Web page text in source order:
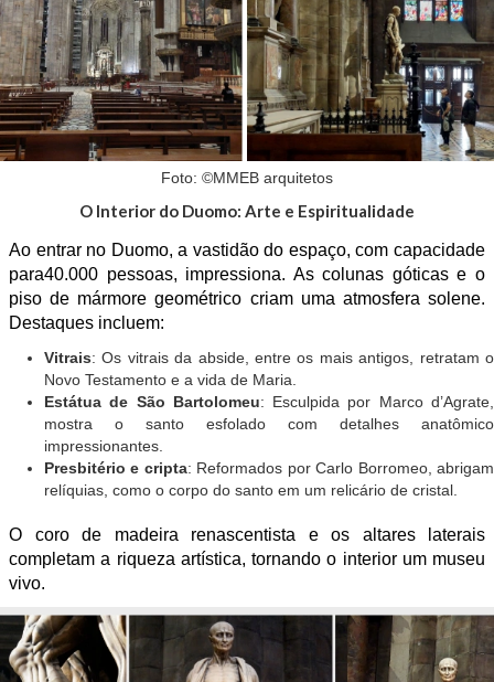
Foto: ©MMEB arquitetos
O Interior do Duomo: Arte e Espiritualidade
Ao entrar no Duomo, a vastidão do espaço, com capacidade
para40.000 pessoas, impressiona. As colunas góticas e o
piso de mármore geométrico criam uma atmosfera solene.
Destaques incluem:
Vitrais: Os vitrais da abside, entre os mais antigos, retratam o
Novo Testamento e a vida de Maria.
Estátua de São Bartolomeu: Esculpida por Marco d’Agrate,
mostra o santo esfolado com detalhes anatômico
impressionantes.
Presbitério e cripta: Reformados por Carlo Borromeo, abrigam
relíquias, como o corpo do santo em um relicário de cristal.
O coro de madeira renascentista e os altares laterais
completam a riqueza artística, tornando o interior um museu
vivo.